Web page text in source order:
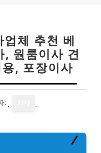
체 추천 베
원룸이사 견
, 포장이사
: